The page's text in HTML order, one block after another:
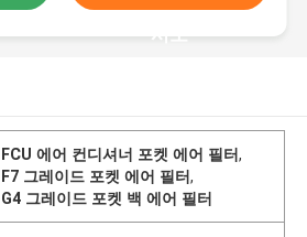
시오
FCU 에어 컨디셔너 포켓 에어 필터,
F7 그레이드 포켓 ​​에어 필터,
G4 그레이드 포켓 ​​백 에어 필터